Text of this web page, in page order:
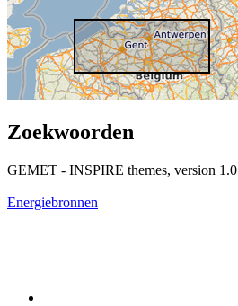
Zoekwoorden
GEMET - INSPIRE themes, version 1.0
Energiebronnen